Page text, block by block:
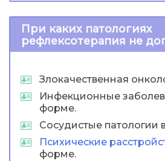
При каких патологиях
рефлексотерапия не
Злокачественная
Инфекционные
форме.
Сосудистые патологии
Психические
форме.